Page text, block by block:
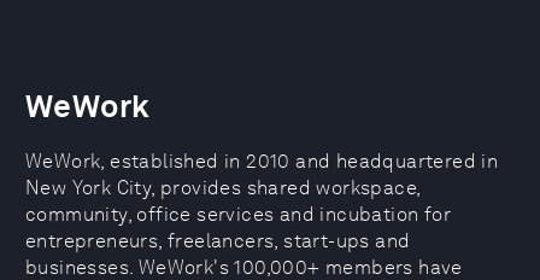
WeWork
WeWork, established in 2010 and headquartered in
New York City, provides shared workspace,
community, office services and incubation for
entrepreneurs, freelancers, start-ups and
businesses. WeWork's 100,000+ members have